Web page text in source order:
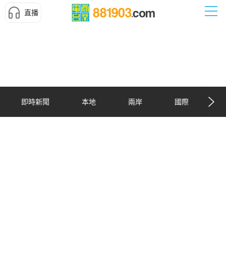
直播
即時新聞 本地 兩岸 國際